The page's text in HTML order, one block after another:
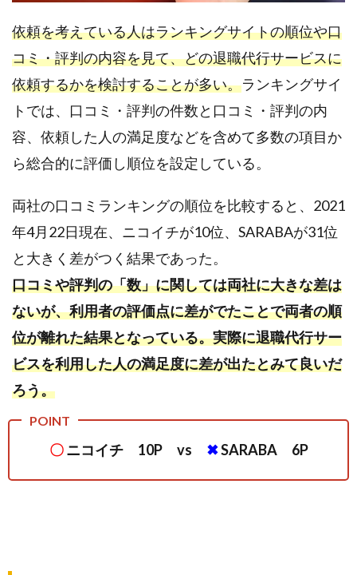
依頼を考えている人はランキングサイトの順位や口
コミ・評判の内容を見て、どの退職代行サービスに
依頼するかを検討することが多い。ランキングサイ
トでは、口コミ・評判の件数と口コミ・評判の内
容、依頼した人の満足度などを含めて多数の項目か
ら総合的に評価し順位を設定している。
両社の口コミランキングの順位を比較すると、2021
年4月22日現在、ニコイチが10位、SARABAが31位
と大きく差がつく結果であった。
口コミや評判の「数」に関しては両社に大きな差は
ないが、利用者の評価点に差がでたことで両者の順
位が離れた結果となっている。実際に退職代行サー
ビスを利用した人の満足度に差が出たとみて良いだ
ろう。
〇ニコイチ 10P vs ✖SARABA 6P